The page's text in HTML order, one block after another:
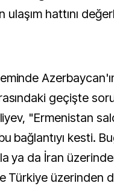
ulaşım hattını
geçişte
"Ermenistan
bağlantıyı kesti.
ya da İran
Türkiye üzerinden